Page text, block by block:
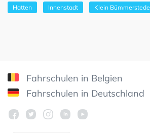
Hatten Innenstadt Klein Bümmerstede
Fahrschulen in Belgien
Fahrschulen in Deutschland